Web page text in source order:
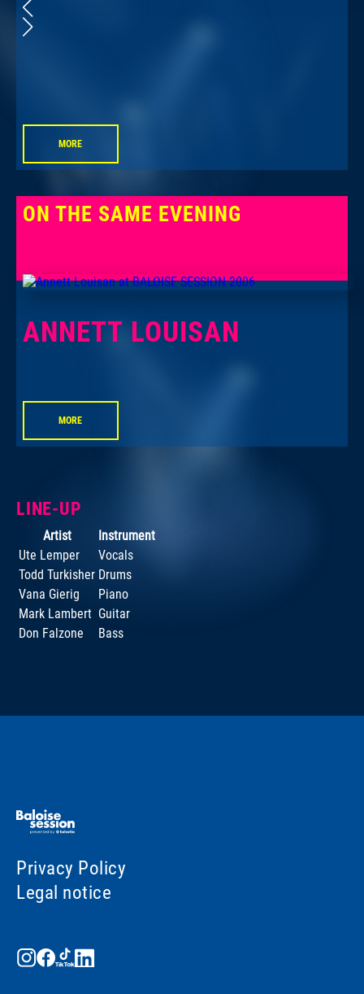
MORE
ON THE SAME EVENING
ANNETT LOUISAN
MORE
LINE-UP
Artist
Instrument
Ute Lemper
Vocals
Todd Turkisher Drums
Vana Gierig
Piano
Mark Lambert Guitar
Don Falzone
Bass
Privacy Policy
Legal notice